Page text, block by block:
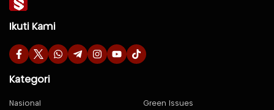
Ikuti Kami
Kategori
Nasional
Green Issues